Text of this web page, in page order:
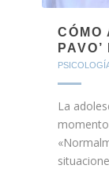
CÓMO
La